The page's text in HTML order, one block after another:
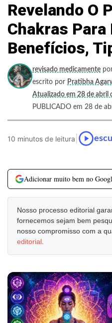
Revelando O
Chakras Para
Benefícios,
revisado medicamente
escrito por Pratibha
Atualizado em 28 de abril
PUBLICADO em 28 de
10 minutos de leitura
Adicionar muito bem no
Nosso processo editorial
fornecemos sejam bem
nosso compromisso com a
editorial